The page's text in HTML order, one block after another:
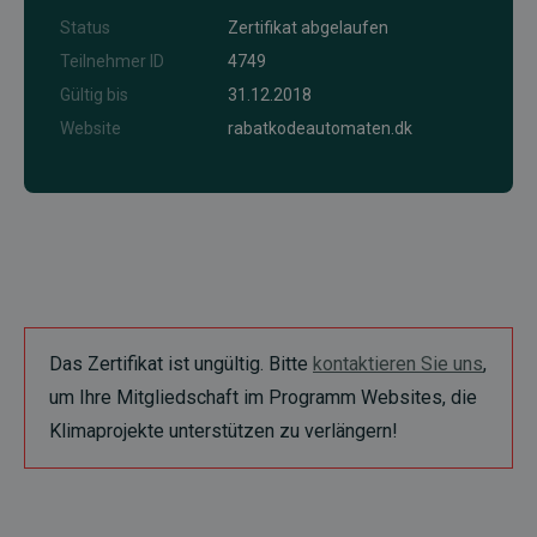
Status
Zertifikat abgelaufen
Teilnehmer ID
4749
Gültig bis
31.12.2018
Website
rabatkodeautomaten.dk
Das Zertifikat ist ungültig. Bitte kontaktieren Sie uns,
um Ihre Mitgliedschaft im Programm Websites, die
Klimaprojekte unterstützen zu verlängern!